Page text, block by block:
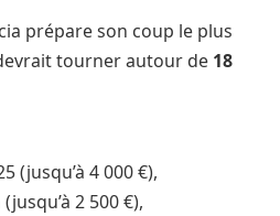
prépare son coup le plus
tourner autour de 18
(jusqu’à 4 000 €),
2 500 €),